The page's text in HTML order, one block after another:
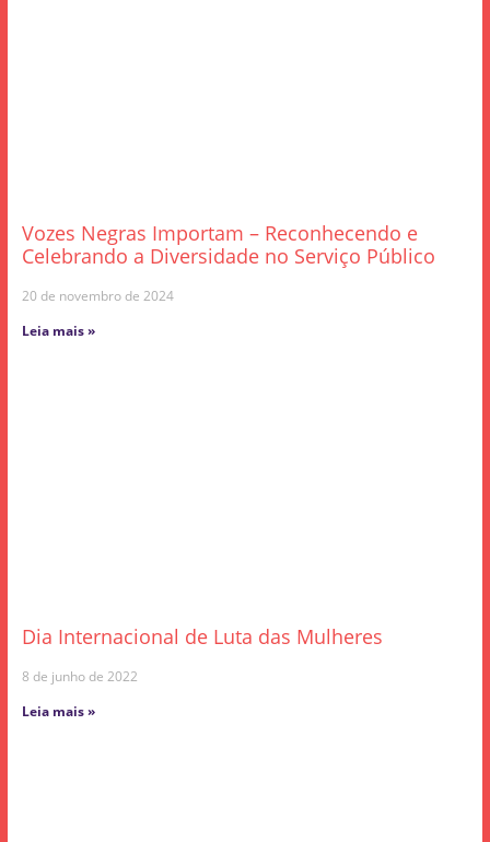
Vozes Negras Importam – Reconhecendo e
Celebrando a Diversidade no Serviço Público
20 de novembro de 2024
Leia mais »
Dia Internacional de Luta das Mulheres
8 de junho de 2022
Leia mais »